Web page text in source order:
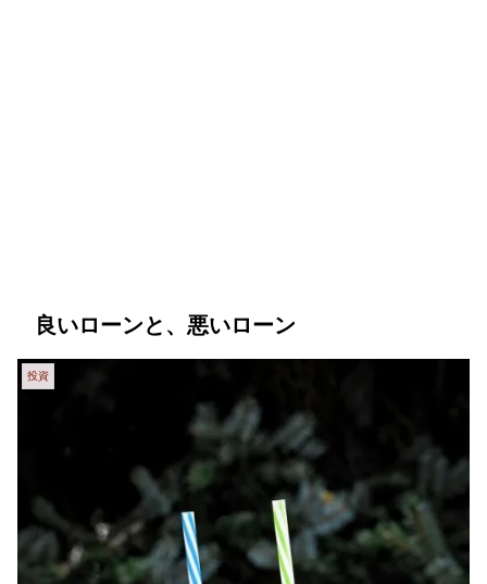
良いローンと、悪いローン
投資